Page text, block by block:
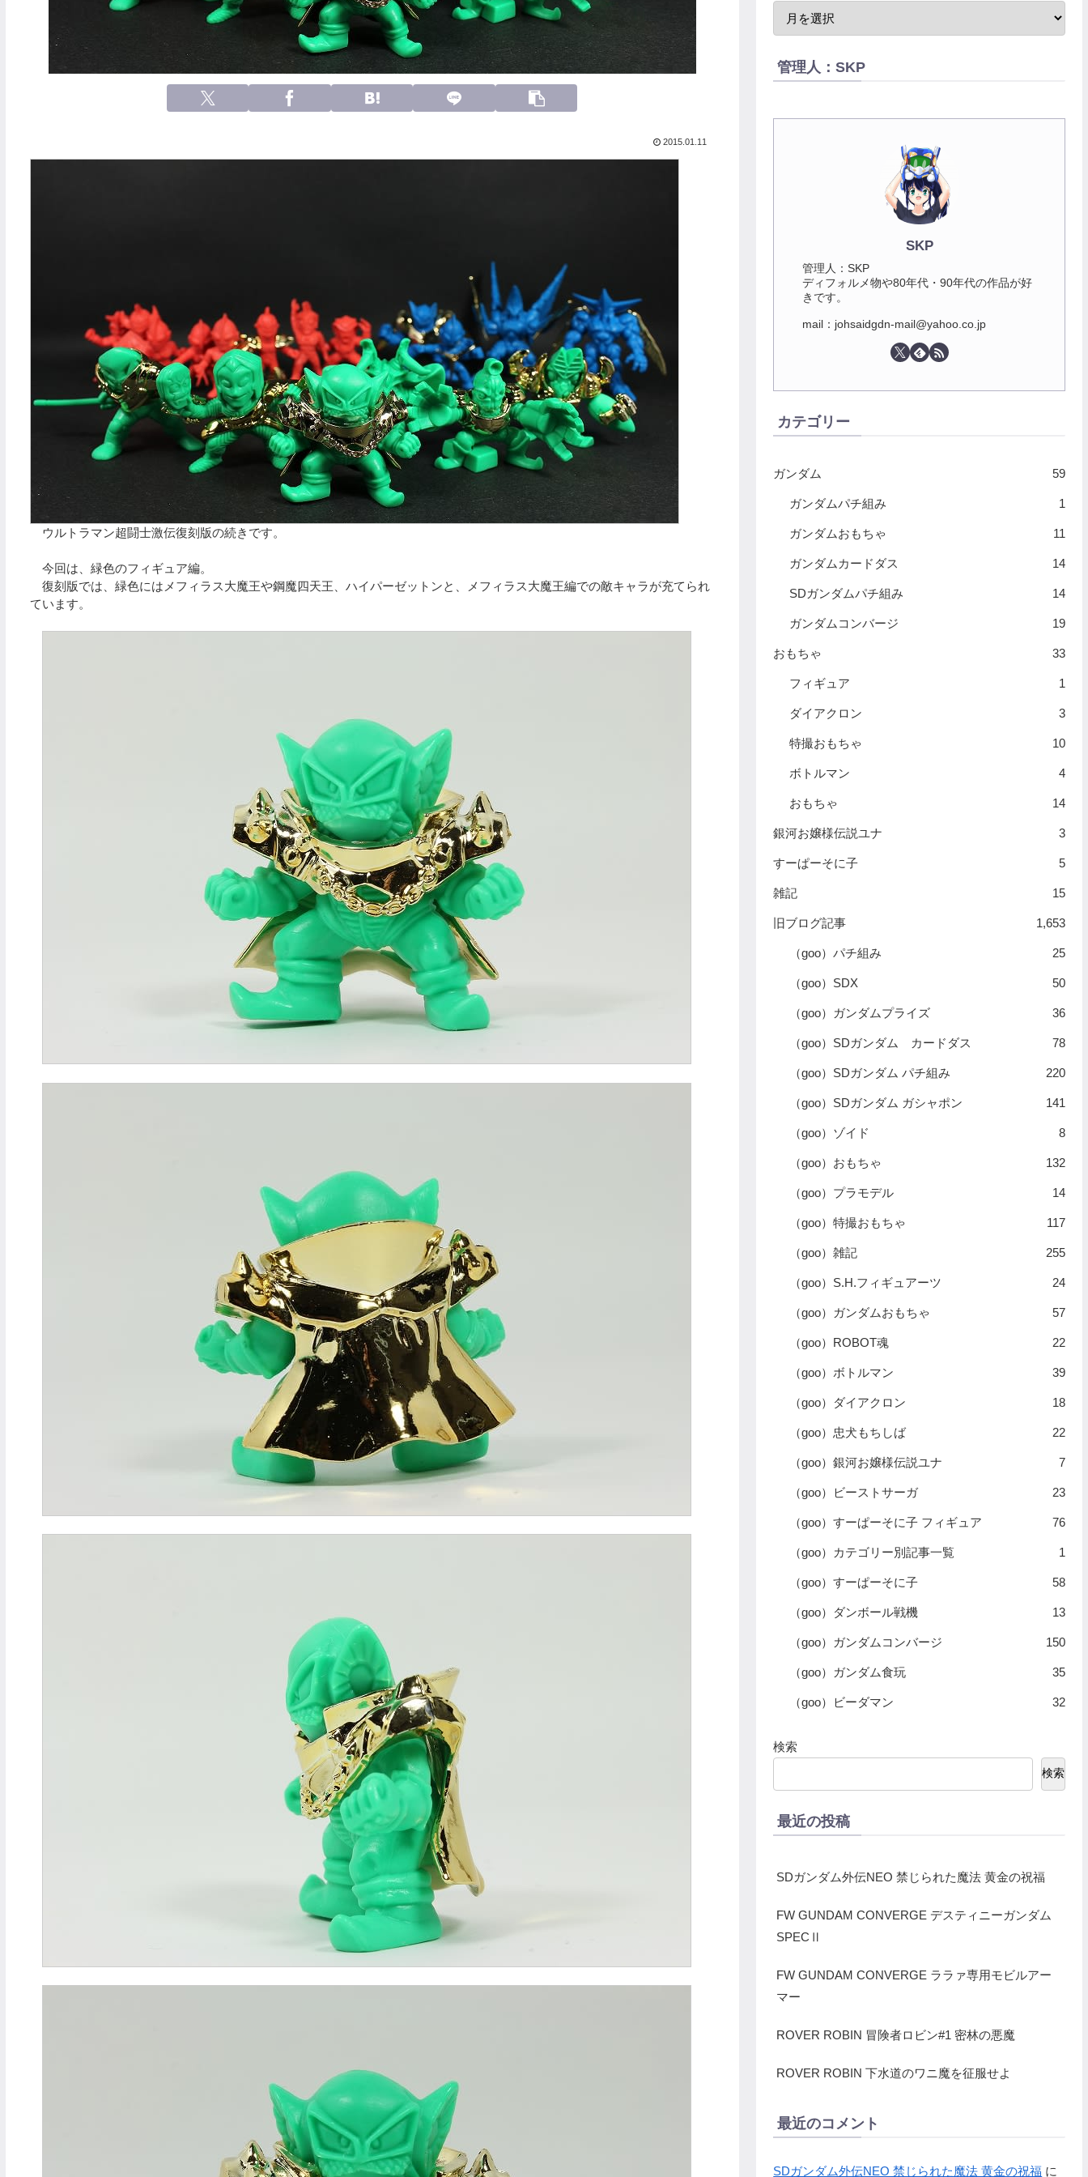
2015.01.11
ウルトラマン超闘士激伝復刻版の続きです。
今回は、緑色のフィギュア編。
復刻版では、緑色にはメフィラス大魔王や鋼魔四天王、ハイパーゼットンと、メフィラス大魔王編での敵キャラが充てられ
ています。
管理人：SKP
SKP
管理人：SKP
ディフォルメ物や80年代・90年代の作品が好
きです。
mail：johsaidgdn-mail@yahoo.co.jp
カテゴリー
ガンダム 59
ガンダムパチ組み 1
ガンダムおもちゃ 11
ガンダムカードダス 14
SDガンダムパチ組み 14
ガンダムコンバージ 19
おもちゃ 33
フィギュア 1
ダイアクロン 3
特撮おもちゃ 10
ボトルマン 4
おもちゃ 14
銀河お嬢様伝説ユナ 3
すーぱーそに子 5
雑記 15
旧ブログ記事 1,653
（goo）パチ組み 25
（goo）SDX 50
（goo）ガンダムプライズ 36
（goo）SDガンダム カードダス 78
（goo）SDガンダム パチ組み 220
（goo）SDガンダム ガシャポン 141
（goo）ゾイド 8
（goo）おもちゃ 132
（goo）プラモデル 14
（goo）特撮おもちゃ 117
（goo）雑記 255
（goo）S.H.フィギュアーツ 24
（goo）ガンダムおもちゃ 57
（goo）ROBOT魂 22
（goo）ボトルマン 39
（goo）ダイアクロン 18
（goo）忠犬もちしば 22
（goo）銀河お嬢様伝説ユナ 7
（goo）ビーストサーガ 23
（goo）すーぱーそに子 フィギュア 76
（goo）カテゴリー別記事一覧 1
（goo）すーぱーそに子 58
（goo）ダンボール戦機 13
（goo）ガンダムコンバージ 150
（goo）ガンダム食玩 35
（goo）ビーダマン 32
検索
検索
最近の投稿
SDガンダム外伝NEO 禁じられた魔法 黄金の祝福
FW GUNDAM CONVERGE デスティニーガンダム
SPECⅡ
FW GUNDAM CONVERGE ララァ専用モビルアー
マー
ROVER ROBIN 冒険者ロビン#1 密林の悪魔
ROVER ROBIN 下水道のワニ魔を征服せよ
最近のコメント
SDガンダム外伝NEO 禁じられた魔法 黄金の祝福 に